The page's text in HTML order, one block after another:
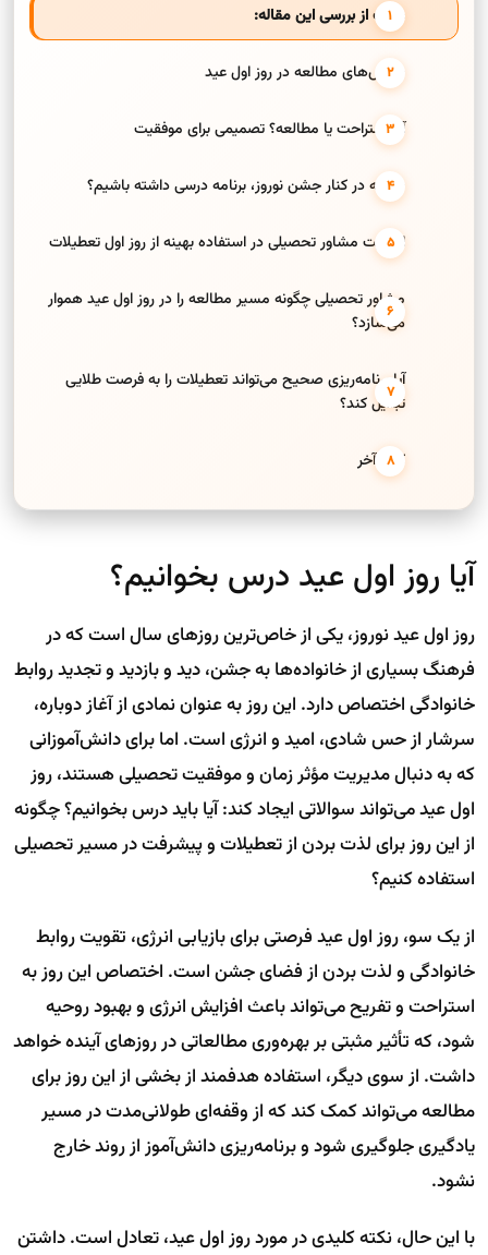
هدف از بررسی این مقاله:
چالش‌های مطالعه در روز اول عید
آیا استراحت یا مطالعه؟ تصمیمی برای موفقیت
چگونه در کنار جشن نوروز، برنامه درسی داشته باشیم؟
اهمیت مشاور تحصیلی در استفاده بهینه از روز اول تعطیلات
مشاور تحصیلی چگونه مسیر مطالعه را در روز اول عید هموار
می‌سازد؟
آیا برنامه‌ریزی صحیح می‌تواند تعطیلات را به فرصت طلایی
تبدیل کند؟
کلام آخر
آیا روز اول عید درس بخوانیم؟
روز اول عید نوروز، یکی از خاص‌ترین روزهای سال است که در
فرهنگ بسیاری از خانواده‌ها به جشن، دید و بازدید و تجدید روابط
خانوادگی اختصاص دارد. این روز به عنوان نمادی از آغاز دوباره،
سرشار از حس شادی، امید و انرژی است. اما برای دانش‌آموزانی
که به دنبال مدیریت مؤثر زمان و موفقیت تحصیلی هستند، روز
اول عید می‌تواند سوالاتی ایجاد کند: آیا باید درس بخوانیم؟ چگونه
از این روز برای لذت بردن از تعطیلات و پیشرفت در مسیر تحصیلی
استفاده کنیم؟
از یک سو، روز اول عید فرصتی برای بازیابی انرژی، تقویت روابط
خانوادگی و لذت بردن از فضای جشن است. اختصاص این روز به
استراحت و تفریح می‌تواند باعث افزایش انرژی و بهبود روحیه
شود، که تأثیر مثبتی بر بهره‌وری مطالعاتی در روزهای آینده خواهد
داشت. از سوی دیگر، استفاده هدفمند از بخشی از این روز برای
مطالعه می‌تواند کمک کند که از وقفه‌ای طولانی‌مدت در مسیر
یادگیری جلوگیری شود و برنامه‌ریزی دانش‌آموز از روند خارج
نشود.
با این حال، نکته کلیدی در مورد روز اول عید، تعادل است. داشتن